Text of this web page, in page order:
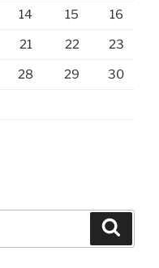
14 15 16
21 22 23
28 29 30